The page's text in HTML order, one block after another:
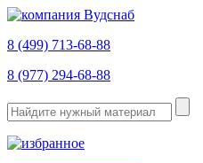
8 (499) 713-68-88
8 (977) 294-68-88